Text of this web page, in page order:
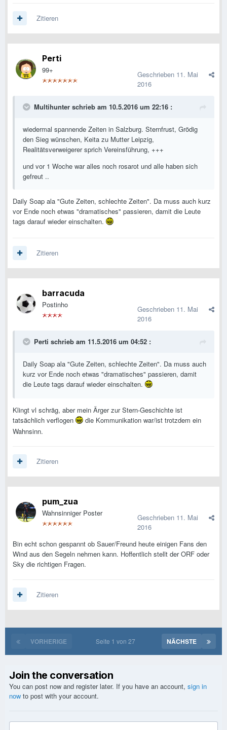
Zitieren
Perti
99+ Geschrieben 11. Mai
2016
Multihunter schrieb am 10.5.2016 um 22:16 :
wiedermal spannende Zeiten in Salzburg. Sternfrust, Grödig
den Sieg wünschen, Keita zu Mutter Leipzig,
Realitätsverweigerer sprich Vereinsführung, +++
und vor 1 Woche war alles noch rosarot und alle haben sich
gefreut ..
Daily Soap ala "Gute Zeiten, schlechte Zeiten". Da muss auch kurz
vor Ende noch etwas "dramatisches" passieren, damit die Leute
tags darauf wieder einschalten.
Zitieren
barracuda
Postinho Geschrieben 11. Mai
2016
Perti schrieb am 11.5.2016 um 04:52 :
Daily Soap ala "Gute Zeiten, schlechte Zeiten". Da muss auch
kurz vor Ende noch etwas "dramatisches" passieren, damit
die Leute tags darauf wieder einschalten.
Klingt vl schräg, aber mein Ärger zur Stern-Geschichte ist
tatsächlich verflogen
die Kommunikation war/ist trotzdem ein
Wahnsinn.
Zitieren
pum_zua
Wahnsinniger Poster Geschrieben 11. Mai
2016
Bin echt schon gespannt ob Sauer/Freund heute einigen Fans den
Wind aus den Segeln nehmen kann. Hoffentlich stellt der ORF oder
Sky die richtigen Fragen.
Zitieren
VORHERIGE NÄCHSTE
Seite 1 von 27
Join the conversation
You can post now and register later. If you have an account, sign in
now to post with your account.